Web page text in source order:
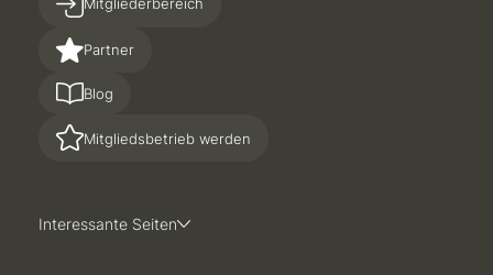
Partner
Blog
Mitgliedsbetrieb werden
Interessante Seiten